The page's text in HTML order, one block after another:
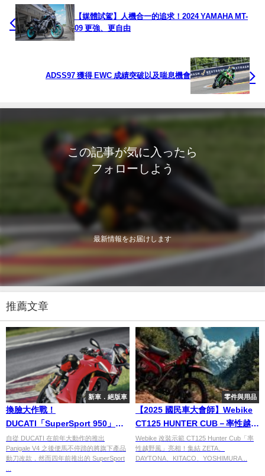
【媒體試駕】人機合一的追求！2024 YAMAHA MT-
09 更強、更自由
ADSS97 獲得 EWC 成績突破以及喘息機會
この記事が気に入ったら
フォローしよう
最新情報をお届けします
推薦文章
新車．絕版車
換臉大作戰！
DUCATI「SuperSport 950」新
面貌
自從 DUCATI 在前年大動作的推出
Panigale V4 之後便馬不停蹄的將旗下產品
動刀改款，然而四年前推出的 SuperSport
零件與用品
【2025 國民車大會師】Webike
CT125 HUNTER CUB－率性越野
風改裝示範車登場！
Webike 改裝示範 CT125 Hunter Cub「率
性越野風」亮相！集結 ZETA、
DAYTONA、KITACO、YOSHIMURA...